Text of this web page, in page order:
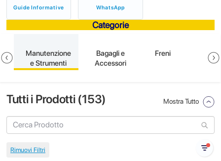
Guide Informative WhatsApp
Categorie
Manutenzione
e Strumenti
Bagagli e
Accessori
Freni
Tutti i Prodotti (153) Mostra Tutto